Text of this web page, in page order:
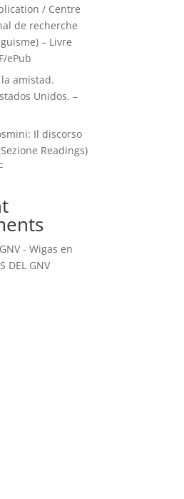
/ Centre
de recherche
– Livre
ePub
amistad.
Unidos. –
Il discorso
Readings)
- Wigas en
DEL GNV